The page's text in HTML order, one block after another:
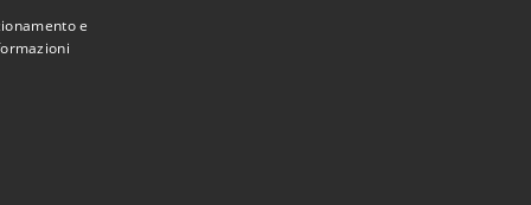
Signa • Powered by
e